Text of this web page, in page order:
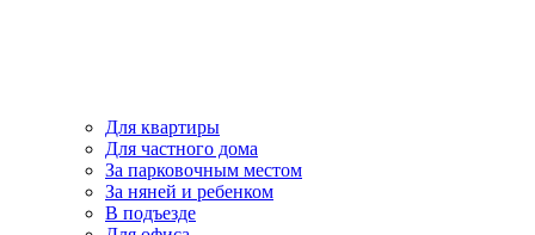
Для квартиры
Для частного дома
За парковочным местом
За няней и ребенком
В подъезде